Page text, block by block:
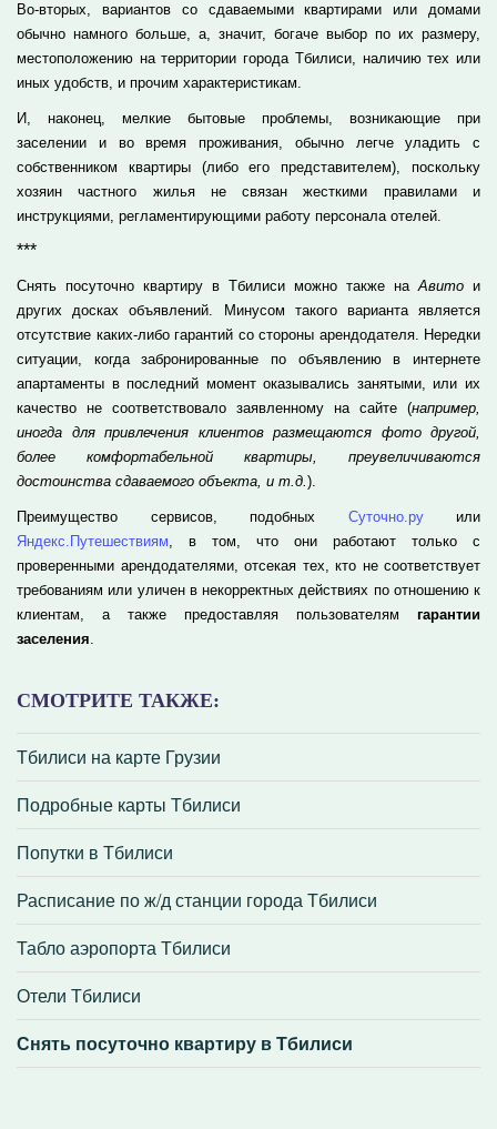
СМОТРИТЕ ТАКЖЕ:
Тбилиси на карте Грузии
Подробные карты Тбилиси
Попутки в Тбилиси
Расписание по ж/д станции города Тбилиси
Табло аэропорта Тбилиси
Отели Тбилиси
Снять посуточно квартиру в Тбилиси
Во-вторых, вариантов со сдаваемыми квартирами или домами
обычно намного больше, а, значит, богаче выбор по их размеру,
местоположению на территории города Тбилиси, наличию тех или
иных удобств, и прочим характеристикам.
И, наконец, мелкие бытовые проблемы, возникающие при
заселении и во время проживания, обычно легче уладить с
собственником квартиры (либо его представителем), поскольку
хозяин частного жилья не связан жесткими правилами и
инструкциями, регламентирующими работу персонала отелей.
***
Снять посуточно квартиру в Тбилиси можно также наАвито и
других досках объявлений. Минусом такого варианта является
отсутствие каких-либо гарантий со стороны арендодателя. Нередки
ситуации, когда забронированные по объявлению в интернете
апартаменты в последний момент оказывались занятыми, или их
качество не соответствовало заявленному на сайте (например,
иногда для привлечения клиентов размещаются фото другой,
более комфортабельной квартиры, преувеличиваются
достоинства сдаваемого объекта, и т.д.).
Преимущество сервисов, подобных Суточно.руили
Яндекс.Путешествиям, в том, что они работают только с
проверенными арендодателями, отсекая тех, кто не соответствует
требованиям или уличен в некорректных действиях по отношению к
клиентам, а также предоставляя пользователям гарантии
заселения.